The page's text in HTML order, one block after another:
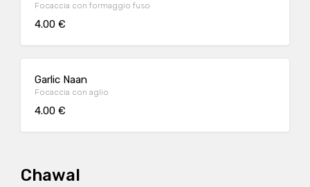
Focaccia con formaggio fuso
4.00 €
Garlic Naan
Focaccia con aglio
4.00 €
Chawal